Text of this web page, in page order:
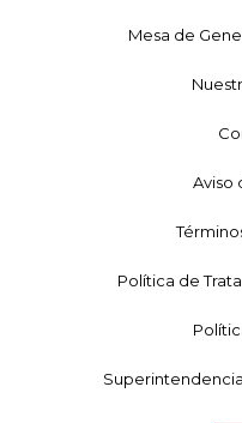
Mesa de
Aviso
Política de